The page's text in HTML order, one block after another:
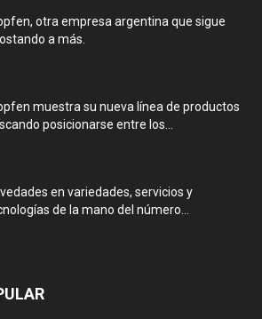
otra empresa argentina que sigue
a más.
muestra su nueva línea de productos
posicionarse entre los...
en variedades, servicios y
de la mano del número...